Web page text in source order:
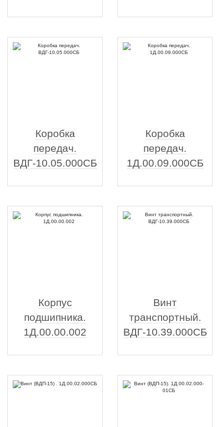
Коробка
передач.
ВДГ-10.05.000СБ
Коробка
передач.
1Д.00.09.000СБ
Корпус
подшипника.
1Д.00.00.002
Винт
транспортный.
ВДГ-10.39.000СБ